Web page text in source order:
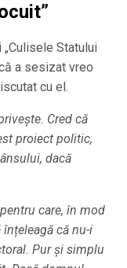
Statului
a sesizat vreo
cu el.
Cred că
proiect politic,
dacă
care, în mod
că nu-i
Pur și simplu